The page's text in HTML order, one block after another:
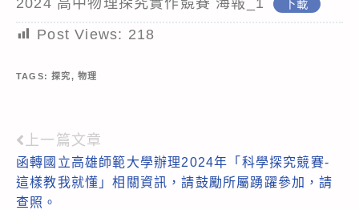
下載
Post Views: 218
TAGS:探究, 物理
Read
more
articles
上一篇文章
函轉國立高雄師範大學辦理2024年「科學探究競賽-
這樣教我就懂」相關資訊，請鼓勵所屬踴躍參加，請
查照。